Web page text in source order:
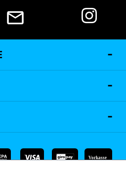
Vorkasse